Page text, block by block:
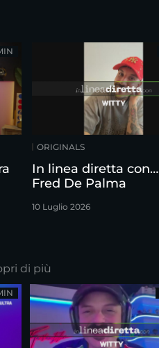
ORIGINALS
In linea diretta con…
Fred De Palma
10 Luglio 2026
di più